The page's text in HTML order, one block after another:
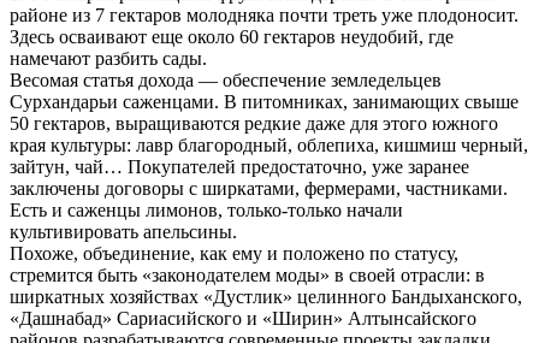
районе из 7 гектаров молодняка почти треть уже плодоносит.
Здесь осваивают еще около 60 гектаров неудобий, где
намечают разбить сады.
Весомая статья дохода — обеспечение земледельцев
Сурхандарьи саженцами. В питомниках, занимающих свыше
50 гектаров, выращиваются редкие даже для этого южного
края культуры: лавр благородный, облепиха, кишмиш черный,
зайтун, чай… Покупателей предостаточно, уже заранее
заключены договоры с ширкатами, фермерами, частниками.
Есть и саженцы лимонов, только-только начали
культивировать апельсины.
Похоже, объединение, как ему и положено по статусу,
стремится быть «законодателем моды» в своей отрасли: в
ширкатных хозяйствах «Дустлик» целинного Бандыханского,
«Дашнабад» Сариасийского и «Ширин» Алтынсайского